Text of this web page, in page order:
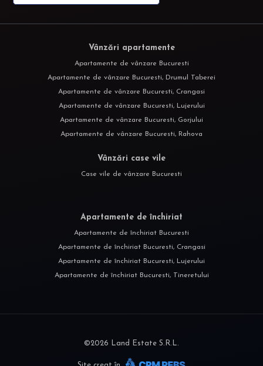
Vânzări apartamente
Apartamente de vânzare Bucuresti
Apartamente de vânzare Bucuresti, Drumul Taberei
Apartamente de vânzare Bucuresti, Crangasi
Apartamente de vânzare Bucuresti, Lujerului
Apartamente de vânzare Bucuresti, Gorjului
Apartamente de vânzare Bucuresti, Rahova
Vânzări case vile
Case vile de vânzare Bucuresti
Apartamente de închiriat
Apartamente de închiriat Bucuresti
Apartamente de închiriat Bucuresti, Crangasi
Apartamente de închiriat Bucuresti, Lujerului
Apartamente de închiriat Bucuresti, Tineretului
©2026 Land Estate S.R.L.